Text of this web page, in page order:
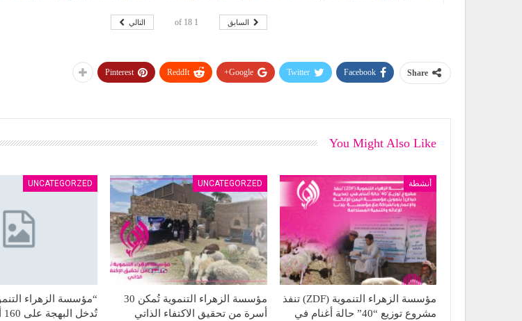
السابق 1
of
18 التالي
Share
Facebook
Twitter
Google+
ReddIt
Pinterest
You Might Also Like
أنشطة
مؤسسة الزهراء التنموية (ZDF) تنفذ
مشروع توزيع “40” حالة أغنام في
UNCATEGORZED
مؤسسة الزهراء التنموية تُمكن 30
أسرة من تحقيق الاكتفاء الذاتي
UNCATEGORZED